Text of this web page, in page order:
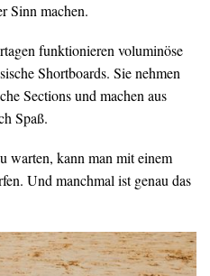
Sinn machen.
funktionieren voluminöse
Shortboards. Sie nehmen
Sections und machen aus
Spaß.
warten, kann man mit einem
Und manchmal ist genau das